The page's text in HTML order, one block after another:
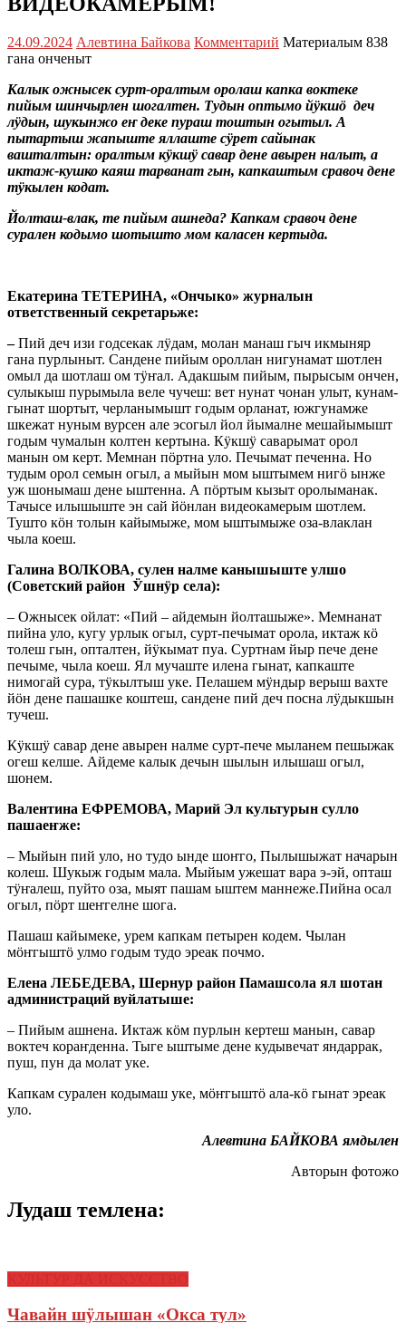
24.09.2024 Алевтина Байкова Комментарий Материалым 838
гана онченыт
Калык ожнысек сурт-оралтым оролаш капка воктеке
пийым шинчырлен шогалтен. Тудын оптымо йӱкшӧ деч
лӱдын, шукынжо еҥ деке пураш тоштын огытыл. А
пытартыш жапыште яллаште сӱрет сайынак
вашталтын: оралтым кӱкшӱ савар дене авырен налыт, а
иктаж-кушко каяш тарванат гын, капкаштым сравоч дене
тӱкылен кодат.
Йолташ-влак, те пийым ашнеда? Капкам сравоч дене
сурален кодымо шотышто мом каласен кертыда.
Екатерина ТЕТЕРИНА, «Ончыко» журналын
ответственный секретарьже:
–Пий деч изи годсекак лӱдам, молан манаш гыч икмыняр
гана пурлыныт. Сандене пийым ороллан нигунамат шотлен
омыл да шотлаш ом тӱҥал. Адакшым пийым, пырысым ончен,
сулыкыш пурымыла веле чучеш: вет нунат чонан улыт, кунам-
гынат шортыт, черланымышт годым орланат, южгунамже
шкежат нуным вурсен але эсогыл йол йымалне мешайымышт
годым чумалын колтен кертына. Кӱкшӱ саварымат орол
манын ом керт. Мемнан пӧртна уло. Печымат печенна. Но
тудым орол семын огыл, а мыйын мом ыштымем нигӧ ынже
уж шонымаш дене ыштенна. А пӧртым кызыт оролыманак.
Тачысе илышыште эн сай йӧнлан видеокамерым шотлем.
Тушто кӧн толын кайымыже, мом ыштымыже оза-влаклан
чыла коеш.
Галина ВОЛКОВА, сулен налме канышыште улшо
(Советский район Ӱшнӱр села):
– Ожнысек ойлат: «Пий – айдемын йолташыже». Мемнанат
пийна уло, кугу урлык огыл, сурт-печымат орола, иктаж кӧ
толеш гын, опталтен, йӱкымат пуа. Суртнам йыр пече дене
печыме, чыла коеш. Ял мучаште илена гынат, капкаште
нимогай сура, тӱкылтыш уке. Пелашем мӱндыр верыш вахте
йӧн дене пашашке коштеш, сандене пий деч посна лӱдыкшын
тучеш.
Кӱкшӱ савар дене авырен налме сурт-пече мыланем пешыжак
огеш келше. Айдеме калык дечын шылын илышаш огыл,
шонем.
Валентина ЕФРЕМОВА, Марий Эл культурын сулло
пашаеҥже:
– Мыйын пий уло, но тудо ынде шоҥго, Пылышыжат начарын
колеш. Шукыж годым мала. Мыйым ужешат вара э-эй, опташ
тӱҥалеш, пуйто оза, мыят пашам ыштем маннеже.Пийна осал
огыл, пӧрт шеҥгелне шога.
Пашаш кайымеке, урем капкам петырен кодем. Чылан
мӧҥгыштӧ улмо годым тудо эреак почмо.
Елена ЛЕБЕДЕВА, Шернур район Памашсола ял шотан
администраций вуйлатыше:
– Пийым ашнена. Иктаж кӧм пурлын кертеш манын, савар
воктеч кораҥденна. Тыге ыштыме дене кудывечат яндаррак,
пуш, пун да молат уке.
Капкам сурален кодымаш уке, мӧҥгыштӧ ала-кӧ гынат эреак
уло.
Алевтина БАЙКОВА ямдылен
Авторын фотожо
Лудаш темлена:
Чавайн шӱлышан «Окса тул»